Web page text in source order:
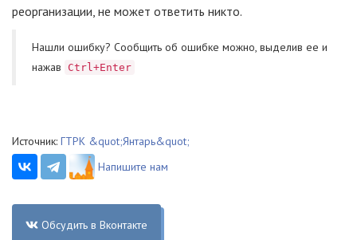
реорганизации, не может ответить никто.
Нашли ошибку? Cообщить об ошибке можно, выделив ее и
нажав
Ctrl+Enter
Источник: ГТРК &quot;Янтарь&quot;
Напишите нам
Обсудить в Вконтакте